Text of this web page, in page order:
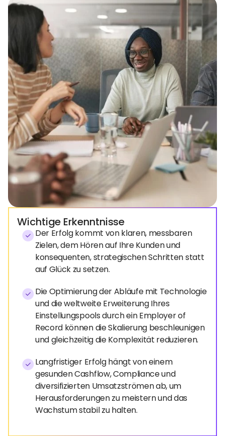
Wichtige Erkenntnisse
Der Erfolg kommt von klaren, messbaren
Zielen, dem Hören auf Ihre Kunden und
konsequenten, strategischen Schritten statt
auf Glück zu setzen.
Die Optimierung der Abläufe mit Technologie
und die weltweite Erweiterung Ihres
Einstellungspools durch ein Employer of
Record können die Skalierung beschleunigen
und gleichzeitig die Komplexität reduzieren.
Langfristiger Erfolg hängt von einem
gesunden Cashflow, Compliance und
diversifizierten Umsatzströmen ab, um
Herausforderungen zu meistern und das
Wachstum stabil zu halten.